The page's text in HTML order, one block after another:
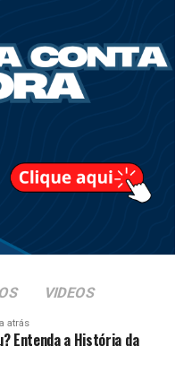
VIDEOS
atrás
Entenda a História da